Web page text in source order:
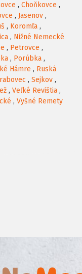
, Choňkovce ,
, Jasenov ,
, Koromľa ,
, Nižné Nemecké
, Petrovce ,
, Porúbka ,
Hámre , Ruská
, Sejkov ,
, Veľké Revištia ,
, Vyšné Remety